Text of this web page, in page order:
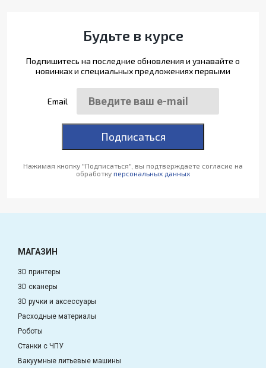
Будьте в курсе
Подпишитесь на последние обновления и узнавайте о
новинках и специальных предложениях первыми
Email
Подписаться
Нажимая кнопку "Подписаться", вы подтверждаете согласие на
обработку персональных данных
МАГАЗИН
3D принтеры
3D сканеры
3D ручки и аксессуары
Расходные материалы
Роботы
Станки с ЧПУ
Вакуумные литьевые машины